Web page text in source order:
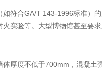
如符合GA/T 143-1996标准）
火实验等。大型博物馆甚至要
体厚度不低于700mm ，混凝土